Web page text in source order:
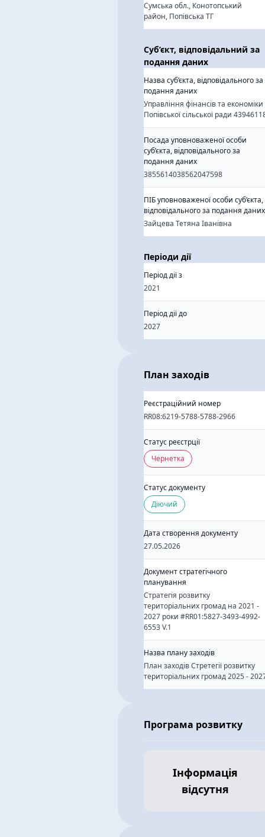
Сумська обл., Конотопський
район, Попівська ТГ
Суб’єкт, відповідальний за
подання даних
Назва суб’єкта, відповідального за
подання даних
Управління фінансів та економіки
Попівської сільської ради
Посада уповноваженої особи
суб’єкта, відповідального за
подання даних
3855614038562047598
ПІБ уповноваженої особи суб’єкта,
відповідального за подання даних
Зайцева Тетяна Іванівна
Періоди дії
Період дії з
2021
Період дії до
2027
План заходів
Реєстраційний номер
RR08:6219-5788-5788-2966
Статус реєстрції
Чернетка
Статус документу
Діючий
Дата створення документу
27.05.2026
Документ стратегічного
планування
Стратегія розвитку
територіальних громад на 2021 -
2027 роки #RR01:5827-3493-4992-
6553 V.1
Назва плану заходів
План заходів Стретегії розвитку
територіальних громад 2025 -
Програма розвитку
Інформація
відсутня